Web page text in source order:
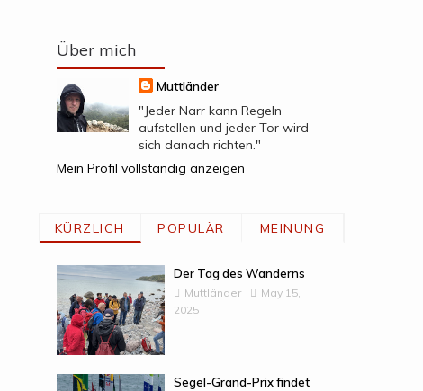
Über mich
Muttländer
"Jeder Narr kann Regeln
aufstellen und jeder Tor wird
sich danach richten."
Mein Profil vollständig anzeigen
KÜRZLICH POPULÄR MEINUNG
Der Tag des Wanderns
Muttländer
May 15,
2025
Segel-Grand-Prix findet